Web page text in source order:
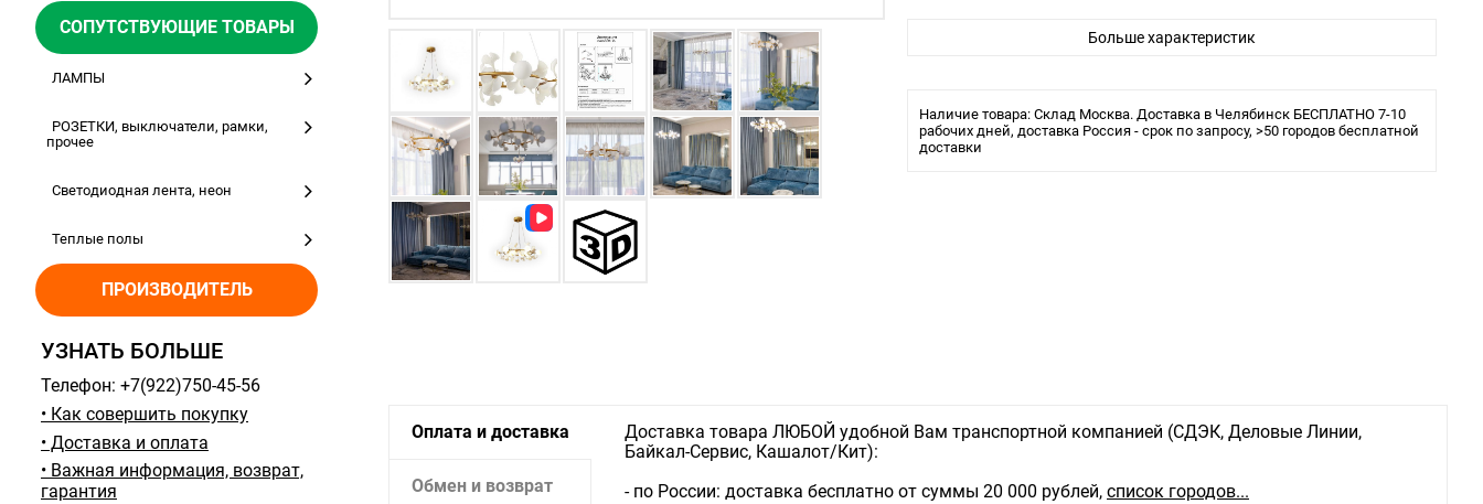
СОПУТСТВУЮЩИЕ ТОВАРЫ
ЛАМПЫ
РОЗЕТКИ, выключатели, рамки,
прочее
Светодиодная лента, неон
Теплые полы
ПРОИЗВОДИТЕЛЬ
УЗНАТЬ БОЛЬШЕ
Телефон: +7(922)750-45-56
• Как совершить покупку
• Доставка и оплата
• Важная информация, возврат,
гарантия
Материал плафона/абажура:
Тип лампы:
Светодиодная
Больше характеристик
Наличие товара: Склад Москва. Доставка в Челябинск БЕСПЛАТНО 7-10
рабочих дней, доставка Россия - срок по запросу, >50 городов бесплатной
доставки
Оплата и доставка
Обмен и возврат
Доставка товара ЛЮБОЙ удобной Вам транспортной компанией (СДЭК, Деловые Линии,
Байкал-Сервис, Кашалот/Кит):
- по России: доставка бесплатно от суммы 20 000 рублей, список городов...